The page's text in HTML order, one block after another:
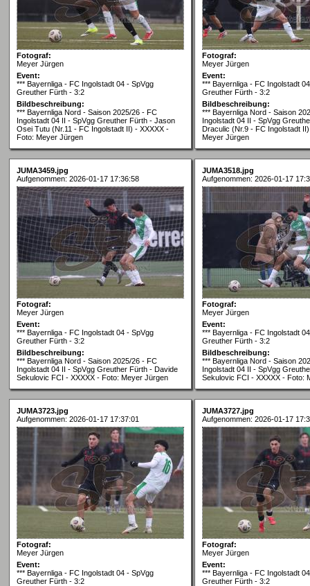
Fotograf:
Meyer Jürgen
Event:
*** Bayernliga - FC Ingolstadt 04 - SpVgg
Greuther Fürth - 3:2
Bildbeschreibung:
*** Bayernliga Nord - Saison 2025/26 - FC
Ingolstadt 04 II - SpVgg Greuther Fürth - Jason
Osei Tutu (Nr.11 - FC Ingolstadt II) - XXXXX -
Foto: Meyer Jürgen
Fotograf:
Meyer Jürgen
Event:
*** Bayernliga - FC Ingolstadt
Greuther Fürth - 3:2
Bildbeschreibung:
*** Bayernliga Nord - Saison
Ingolstadt 04 II - SpVgg
Draculic (Nr.9 - FC Ingolstadt
Meyer Jürgen
JUMA3459.jpg
Aufgenommen: 2026-01-17 17:36:58
Fotograf:
Meyer Jürgen
Event:
*** Bayernliga - FC Ingolstadt 04 - SpVgg
Greuther Fürth - 3:2
Bildbeschreibung:
*** Bayernliga Nord - Saison 2025/26 - FC
Ingolstadt 04 II - SpVgg Greuther Fürth - Davide
Sekulovic FCI - XXXXX - Foto: Meyer Jürgen
JUMA3518.jpg
Aufgenommen: 2026-01-17
Fotograf:
Meyer Jürgen
Event:
*** Bayernliga - FC Ingolstadt
Greuther Fürth - 3:2
Bildbeschreibung:
*** Bayernliga Nord - Saison
Ingolstadt 04 II - SpVgg
Sekulovic FCI - XXXXX - Foto:
JUMA3723.jpg
Aufgenommen: 2026-01-17 17:37:01
Fotograf:
Meyer Jürgen
Event:
*** Bayernliga - FC Ingolstadt 04 - SpVgg
Greuther Fürth - 3:2
JUMA3727.jpg
Aufgenommen: 2026-01-17
Fotograf:
Meyer Jürgen
Event:
*** Bayernliga - FC Ingolstadt
Greuther Fürth - 3:2